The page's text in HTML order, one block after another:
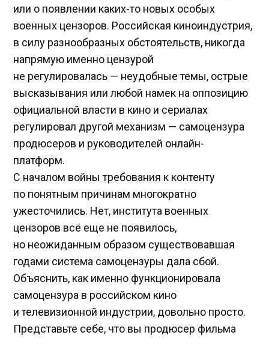
или о появлении каких-то новых особых
военных цензоров. Российская киноиндустрия,
в силу разнообразных обстоятельств, никогда
напрямую именно цензурой
не регулировалась — неудобные темы, острые
высказывания или любой намек на оппозицию
официальной власти в кино и сериалах
регулировал другой механизм — самоцензура
продюсеров и руководителей онлайн-
платформ.
С началом войны требования к контенту
по понятным причинам многократно
ужесточились. Нет, института военных
цензоров всё еще не появилось,
но неожиданным образом существовавшая
годами система самоцензуры дала сбой.
Объяснить, как именно функционировала
самоцензура в российском кино
и телевизионной индустрии, довольно просто.
Представьте себе, что вы продюсер фильма